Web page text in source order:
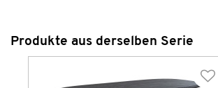
Produkte aus derselben Serie